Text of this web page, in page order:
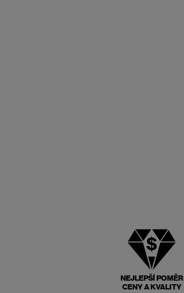
NEJLEPŠÍ POMĚR
CENY A KVALITY